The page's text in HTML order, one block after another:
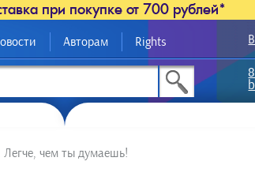
при покупке от 700 рублей*
Авторам Rights
Легче, чем ты думаешь!